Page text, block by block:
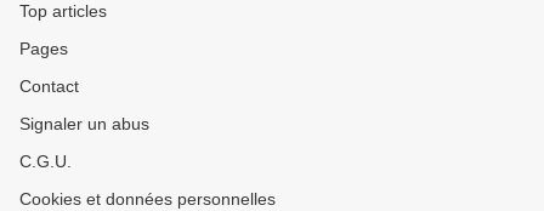
Top articles
Pages
Contact
Signaler un abus
C.G.U.
Cookies et données personnelles